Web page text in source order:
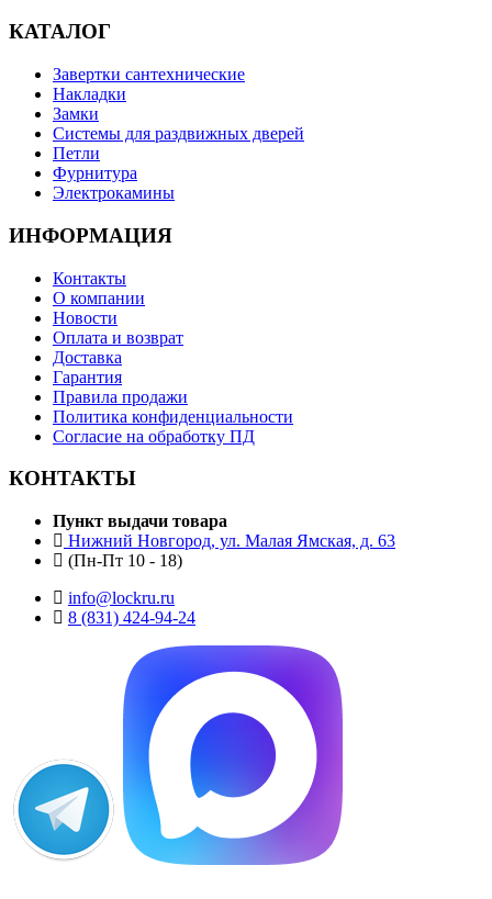
КАТАЛОГ
Завертки сантехнические
Накладки
Замки
Системы для раздвижных дверей
Петли
Фурнитура
Электрокамины
ИНФОРМАЦИЯ
Контакты
О компании
Новости
Оплата и возврат
Доставка
Гарантия
Правила продажи
Политика конфиденциальности
Согласие на обработку ПД
КОНТАКТЫ
Пункт выдачи товара
Нижний Новгород, ул. Малая Ямская, д. 63
(Пн-Пт 10 - 18)
info@lockru.ru
8 (831) 424-94-24